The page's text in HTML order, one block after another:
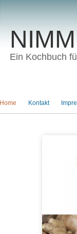
Ein Kochbuch
Home
Kontakt